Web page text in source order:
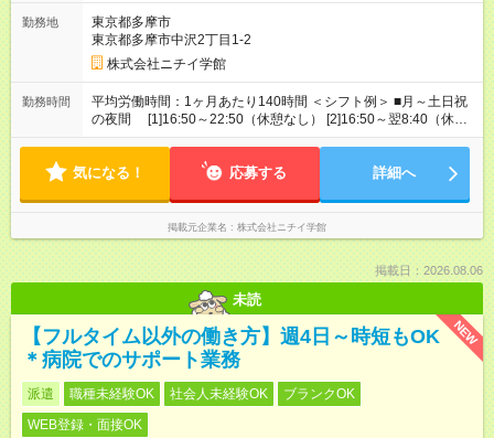
勤務地
東京都多摩市
東京都多摩市中沢2丁目1-2
株式会社ニチイ学館
勤務時間
平均労働時間：1ヶ月あたり140時間 ＜シフト例＞ ■月～土日祝
の夜間 [1]16:50～22:50（休憩なし） [2]16:50～翌8:40（休憩
60分） [3]22:50～翌8:40（休憩60分） ■土日祝の日直 土曜
記載のすべての時間帯でシフト制 平均労働時間：1ヶ月あたり
22:50（休憩なし） [2]16:50～翌8:40（休憩60分） [3]22:50～翌
8:40（休憩60分） ■土日祝の日直 土曜 12:05～17:10（休憩な
し） 日・祝 8:20～17:10（憩60分） ※記載のすべての時間帯
気になる！ 応募する 詳細へ
掲載元企業名 株式会社ニチイ学館
掲載日：2026.08.06
未読
NEW
【フルタイム以外の働き方】週4日～時短もOK
＊病院でのサポート業務
派遣 職種未経験OK 社会人未経験OK
ブランクOK
WEB登録・面接OK